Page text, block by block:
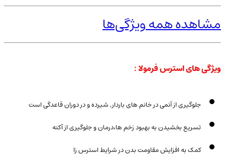
مشاهده همه ویژگی‌ها
ویژگی های استرس فرمولا :
جلوگیری از آنمی در خانم های باردار, شیرده و در دوران قاعدگی است
تسریع بخشیدن به بهبود زخم ها،درمان و جلوگیری از آکنه
کمک به افزایش مقاومت بدن در شرایط استرس زا